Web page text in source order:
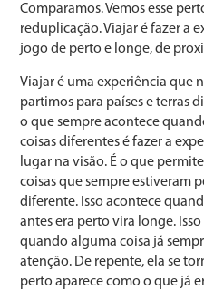
Comparamos. Vemos esse
reduplicação. Viajar é fazer a
jogo de perto e longe, de
Viajar é uma experiência que
partimos para países e terras
o que sempre acontece
coisas diferentes é fazer a
lugar na visão. É o que
coisas que sempre estiveram
diferente. Isso acontece
antes era perto vira longe.
quando alguma coisa já
atenção. De repente, ela se
perto aparece como o que já